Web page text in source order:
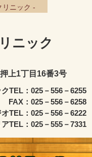
リニック -
ニック
上1丁目16番3号
TEL：025－556－6255
FAX：025－556－6258
オTEL：025－556－6222
TEL：025－555－7331